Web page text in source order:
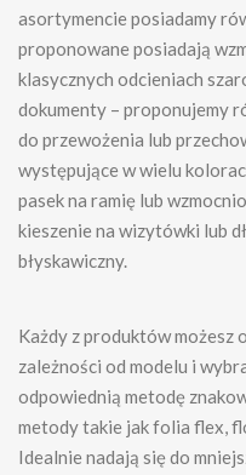
asortymencie posiadamy
proponowane posiadają
klasycznych odcieniach
dokumenty – proponujemy
do przewożenia lub
występujące w wielu
pasek na ramię lub
kieszenie na wizytówki lub
błyskawiczny.
Każdy z produktów możesz
zależności od modelu i
odpowiednią metodę
metody takie jak folia flex,
Idealnie nadają się do